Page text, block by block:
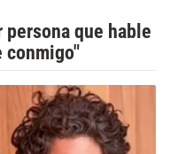
que hable
conmigo"